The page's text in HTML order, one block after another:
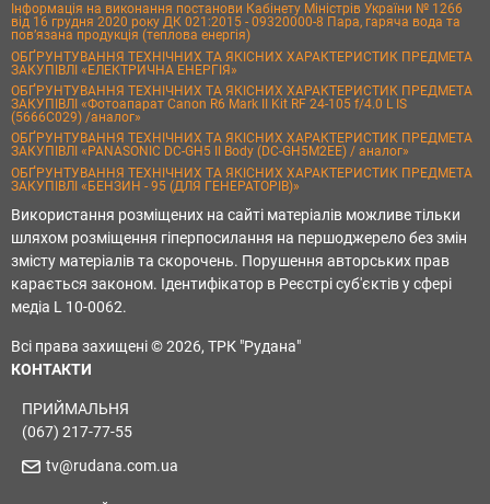
Інформація на виконання постанови Кабінету Міністрів України № 1266
від 16 грудня 2020 року ДК 021:2015 - 09320000-8 Пара, гаряча вода та
пов’язана продукція (теплова енергія)
ОБҐРУНТУВАННЯ ТЕХНІЧНИХ ТА ЯКІСНИХ ХАРАКТЕРИСТИК ПРЕДМЕТА
ЗАКУПІВЛІ «ЕЛЕКТРИЧНА ЕНЕРГІЯ»
ОБҐРУНТУВАННЯ ТЕХНІЧНИХ ТА ЯКІСНИХ ХАРАКТЕРИСТИК ПРЕДМЕТА
ЗАКУПІВЛІ «Фотоапарат Canon R6 Mark II Kit RF 24-105 f/4.0 L IS
(5666C029) /аналог»
ОБҐРУНТУВАННЯ ТЕХНІЧНИХ ТА ЯКІСНИХ ХАРАКТЕРИСТИК ПРЕДМЕТА
ЗАКУПІВЛІ «PANASONIC DC-GH5 II Body (DC-GH5M2EE) / аналог»
ОБҐРУНТУВАННЯ ТЕХНІЧНИХ ТА ЯКІСНИХ ХАРАКТЕРИСТИК ПРЕДМЕТА
ЗАКУПІВЛІ «БЕНЗИН - 95 (ДЛЯ ГЕНЕРАТОРІВ)»
Використання розміщених на сайті матеріалів можливе тільки
шляхом розміщення гіперпосилання на першоджерело без змін
змісту матеріалів та скорочень. Порушення авторських прав
карається законом. Ідентифікатор в Реєстрі суб'єктів у сфері
медіа L 10-0062.
Всі права захищені © 2026, ТРК "Рудана"
КОНТАКТИ
ПРИЙМАЛЬНЯ
(067) 217-77-55
tv@rudana.com.ua